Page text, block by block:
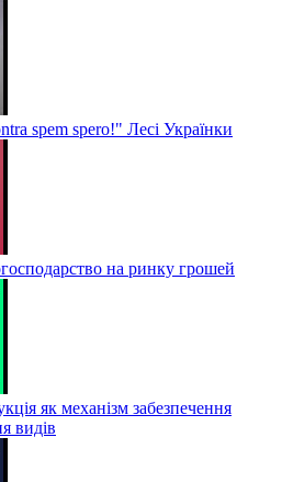
spem spero!" Лесі Українки
на ринку грошей
як механізм забезпечення
видів